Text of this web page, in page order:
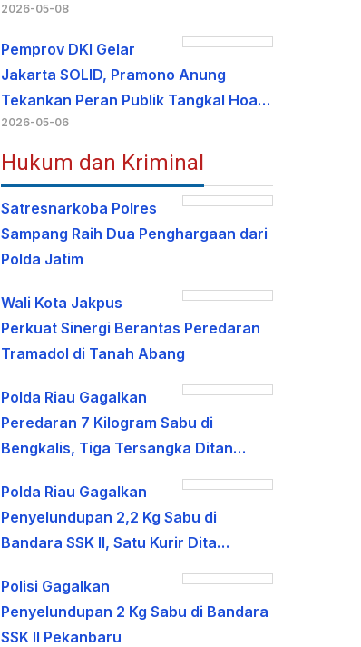
2026-05-08
Pemprov DKI Gelar
Jakarta SOLID, Pramono Anung
Tekankan Peran Publik Tangkal Hoa…
2026-05-06
Hukum dan Kriminal
Satresnarkoba Polres
Sampang Raih Dua Penghargaan dari
Polda Jatim
Wali Kota Jakpus
Perkuat Sinergi Berantas Peredaran
Tramadol di Tanah Abang
Polda Riau Gagalkan
Peredaran 7 Kilogram Sabu di
Bengkalis, Tiga Tersangka Ditan…
Polda Riau Gagalkan
Penyelundupan 2,2 Kg Sabu di
Bandara SSK II, Satu Kurir Dita…
Polisi Gagalkan
Penyelundupan 2 Kg Sabu di Bandara
SSK II Pekanbaru